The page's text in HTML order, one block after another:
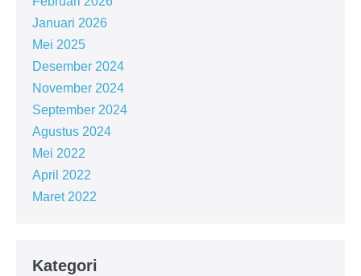
Januari 2026
Mei 2025
Desember 2024
November 2024
September 2024
Agustus 2024
Mei 2022
April 2022
Maret 2022
Kategori